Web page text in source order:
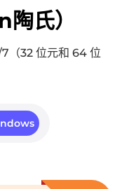
氏）
（32 位元和 64 位